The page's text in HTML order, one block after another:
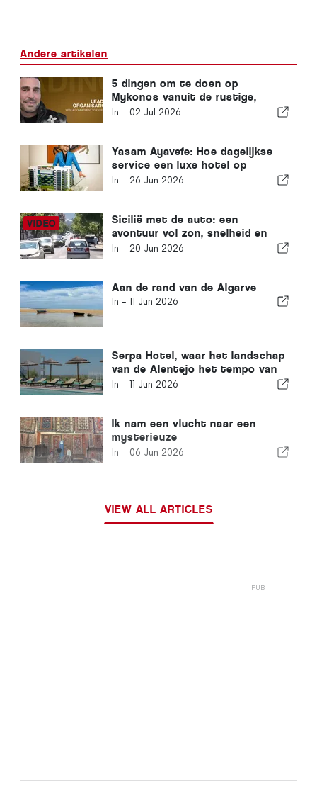
Andere artikelen
5 dingen om te doen op
Mykonos vanuit de rustige,
luxueuze visie van Yasam
In - 02 Jul 2026
Yasam Ayavefe: Hoe dagelijkse
service een luxe hotel op
Mykonos vormgeeft
In - 26 Jun 2026
Sicilië met de auto: een
avontuur vol zon, snelheid en
lichte spanning
In - 20 Jun 2026
Aan de rand van de Algarve
In - 11 Jun 2026
Serpa Hotel, waar het landschap
van de Alentejo het tempo van
de tijd bepaalt
In - 11 Jun 2026
Ik nam een vlucht naar een
mysterieuze
vakantiebestemming en kwam er
In - 06 Jun 2026
VIEW ALL ARTICLES